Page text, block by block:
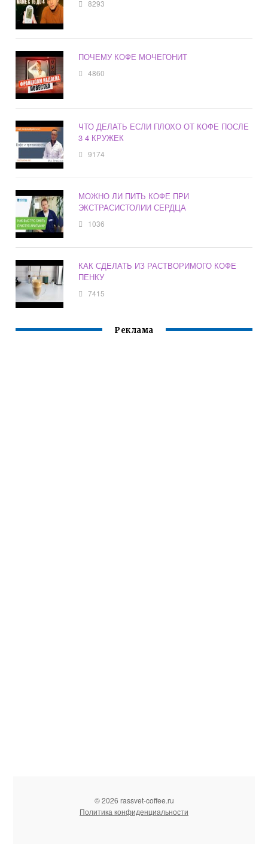
8293
ПОЧЕМУ КОФЕ МОЧЕГОНИТ
4860
ЧТО ДЕЛАТЬ ЕСЛИ ПЛОХО ОТ КОФЕ ПОСЛЕ
3 4 КРУЖЕК
9174
МОЖНО ЛИ ПИТЬ КОФЕ ПРИ
ЭКСТРАСИСТОЛИИ СЕРДЦА
1036
КАК СДЕЛАТЬ ИЗ РАСТВОРИМОГО КОФЕ
ПЕНКУ
7415
Реклама
© 2026 rassvet-coffee.ru
Политика конфиденциальности